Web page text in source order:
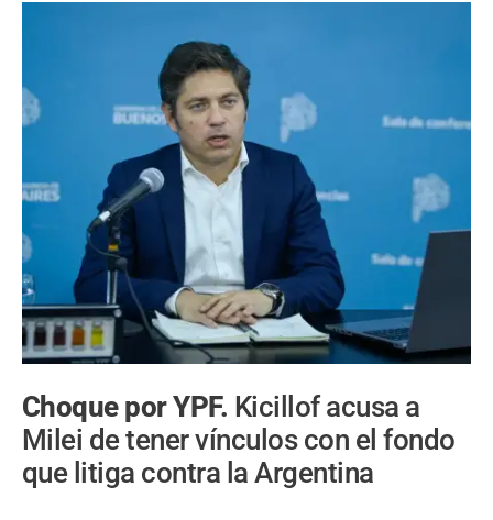
Choque por YPF. Kicillof acusa a
Milei de tener vínculos con el fondo
que litiga contra la Argentina